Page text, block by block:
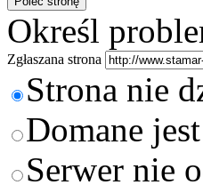
Określ
Zgłaszana strona
Strona nie
Domane
Serwer nie